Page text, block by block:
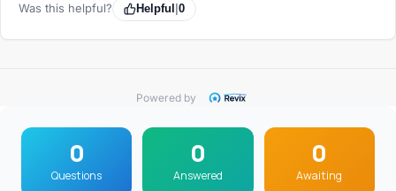
Was this helpful? Helpful 0
Powered by